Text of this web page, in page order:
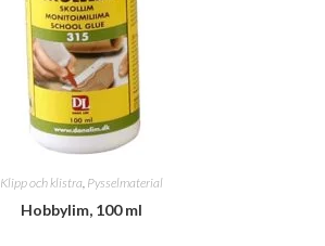
Klipp och klistra Pysselmaterial
Hobbylim, 100 ml